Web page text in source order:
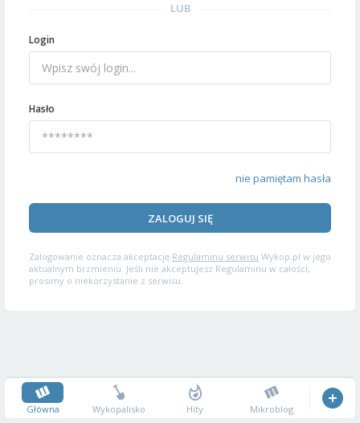
LUB
Login
Hasło
nie pamiętam hasła
ZALOGUJ SIĘ
Zalogowanie oznacza akceptację Regulaminu serwisu Wykop.pl w jego
aktualnym brzmieniu. Jeśli nie akceptujesz Regulaminu w całości,
prosimy o niekorzystanie z serwisu.
Główna Wykopalisko Hity Mikroblog